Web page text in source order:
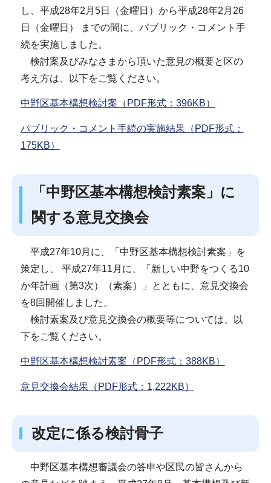
し、平成28年2月5日（金曜日）から平成28年2月26
日（金曜日） までの間に、パブリック・コメント手
続を実施しました。
検討案及びみなさまから頂いた意見の概要と区の
考え方は、以下をご覧ください。
中野区基本構想検討案（PDF形式：396KB）
パブリック・コメント手続の実施結果（PDF形式：
175KB）
「中野区基本構想検討素案」に
関する意見交換会
平成27年10月に、「中野区基本構想検討素案」を
策定し、 平成27年11月に、「新しい中野をつくる10
か年計画（第3次）（素案）」とともに、意見交換会
を8回開催しました。
検討素案及び意見交換会の概要等については、以
下をご覧ください。
中野区基本構想検討素案（PDF形式：388KB）
意見交換会結果（PDF形式：1,222KB）
改定に係る検討骨子
中野区基本構想審議会の答申や区民の皆さんから